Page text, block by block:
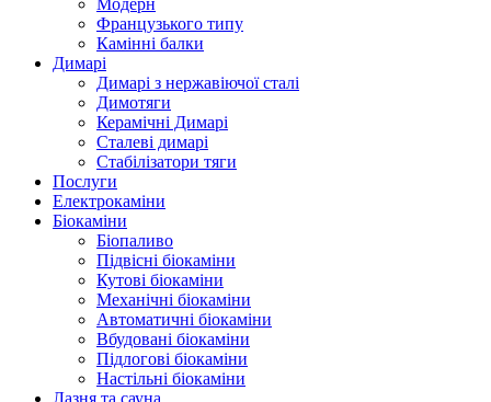
Модерн
Французького типу
Камінні балки
Димарі
Димарі з нержавіючої сталі
Димотяги
Керамічні Димарі
Сталеві димарі
Стабілізатори тяги
Послуги
Електрокаміни
Біокаміни
Біопаливо
Підвісні біокаміни
Кутові біокаміни
Механічні біокаміни
Автоматичні біокаміни
Вбудовані біокаміни
Підлогові біокаміни
Настільні біокаміни